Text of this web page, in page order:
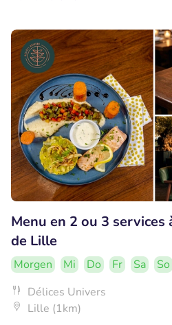
Menu en 2 ou 3
de Lille
Morgen Mi Do Fr Sa
So
Délices Univers
Lille (1km)